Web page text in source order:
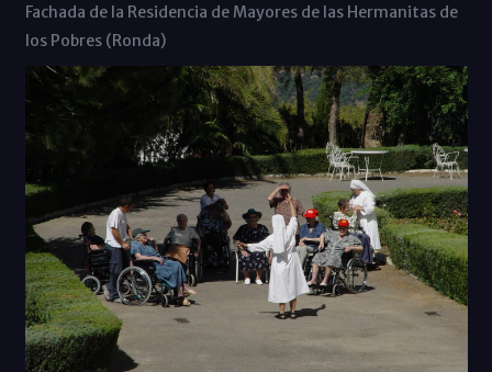
Fachada de la Residencia de Mayores de las Hermanitas de
los Pobres (Ronda)